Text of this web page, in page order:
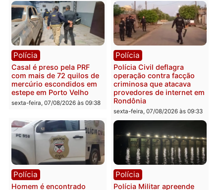
sexta-feira, 07/08/2026 às 18:49
Polícia
2 MILHÕES – Unnesa
apresenta documentos
que comprovam
na operação alvo da PF
sexta-feira, 07/08/2026 às 12:24
Polícia
Polícia Federal apreende
400 quilos de drogas e
prende motorista em RO
sexta-feira, 07/08/2026 às